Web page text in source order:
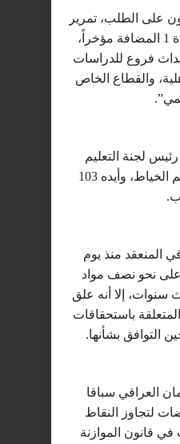
على الطلب، تمرير
الفقرة ثالثا من المادة 1 المضافة مؤخراً،
فروع للدراسات
والقطاع الخاص
لجنة التعليم
العالي النيابية، مزاحم الخياط، وأيده 103
المنعقد منذ يوم
نحو نصف مواد
سنوات، إلا أنه علق
باستحقاقات
التوافق بشأنها.
العراقي سباقا
لتجاوز النقاط
في قانون الموازنة